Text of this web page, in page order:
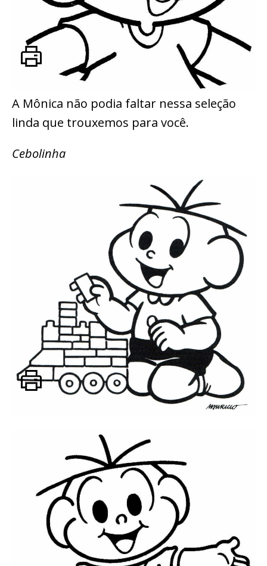
A Mônica não podia faltar nessa seleção
linda que trouxemos para você.
Cebolinha